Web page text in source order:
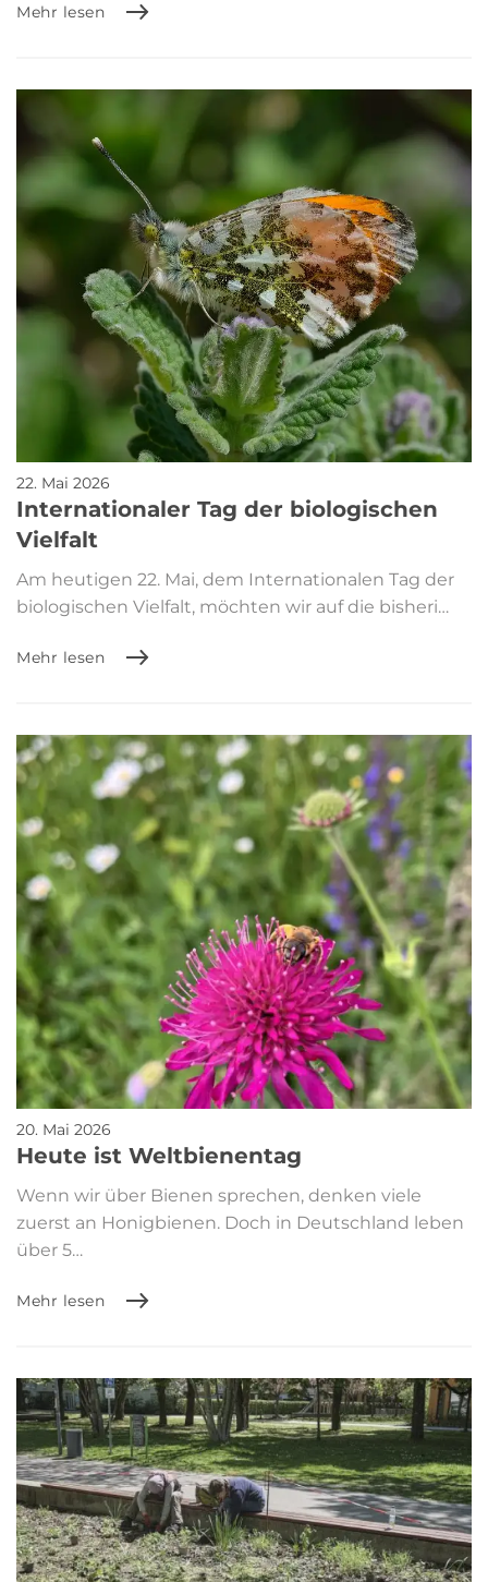
Mehr lesen
22. Mai 2026
Internationaler Tag der biologischen
Vielfalt
Am heutigen 22. Mai, dem Internationalen Tag der
biologischen Vielfalt, möchten wir auf die bisheri…
Mehr lesen
20. Mai 2026
Heute ist Weltbienentag
Wenn wir über Bienen sprechen, denken viele
zuerst an Honigbienen. Doch in Deutschland leben
über 5…
Mehr lesen